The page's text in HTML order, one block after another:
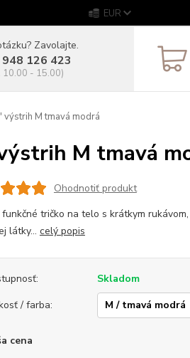
EUR
Zavolajte.
126 423
10.00 - 15.00)
výstrih M tmavá modrá
M tmavá
Ohodnotiť produkt
funkčné tričko na telo s krátkym
látky... celý popis
Skladom
/ farba:
cena